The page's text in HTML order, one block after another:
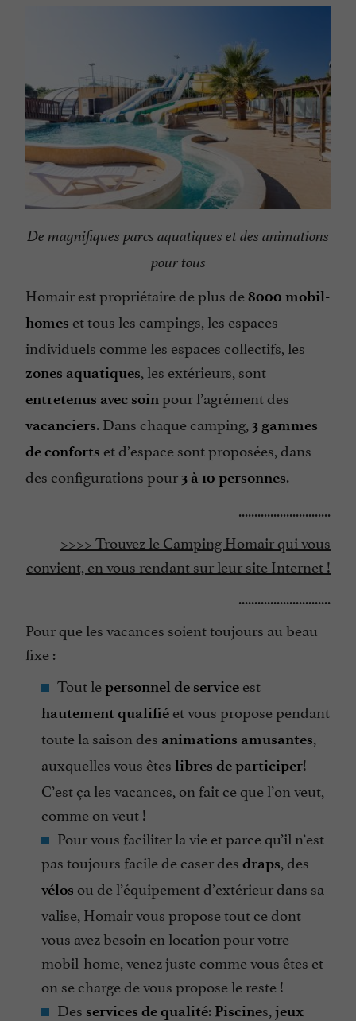
De magnifiques parcs aquatiques et des animations
pour tous
Homair est propriétaire de plus de8000 mobil-
homes et tous les campings, les espaces
individuels comme les espaces collectifs, les
zones aquatiques, les extérieurs, sont
entretenus avec soinpour l’agrément des
vacanciers. Dans chaque camping, 3 gammes
de conforts et d’espace sont proposées, dans
des configurations pour 3 à 10 personnes.
.............................
>>>> Trouvez le Camping Homair qui vous
convient, en vous rendant sur leur site Internet !
.............................
Pour que les vacances soient toujours au beau
fixe :
Tout lepersonnel de service est
hautement qualifié et vous propose pendant
toute la saison des animations amusantes,
auxquelles vous êtes libres de participer!
C’est ça les vacances, on fait ce que l’on veut,
comme on veut !
Pour vous faciliter la vie et parce qu’il n’est
pas toujours facile de caser des draps, des
vélos ou de l’équipement d’extérieur dans sa
valise, Homair vous propose tout ce dont
vous avez besoin en location pour votre
mobil-home, venez juste comme vous êtes et
on se charge de vous propose le reste !
Des services de qualité: Piscines, jeux